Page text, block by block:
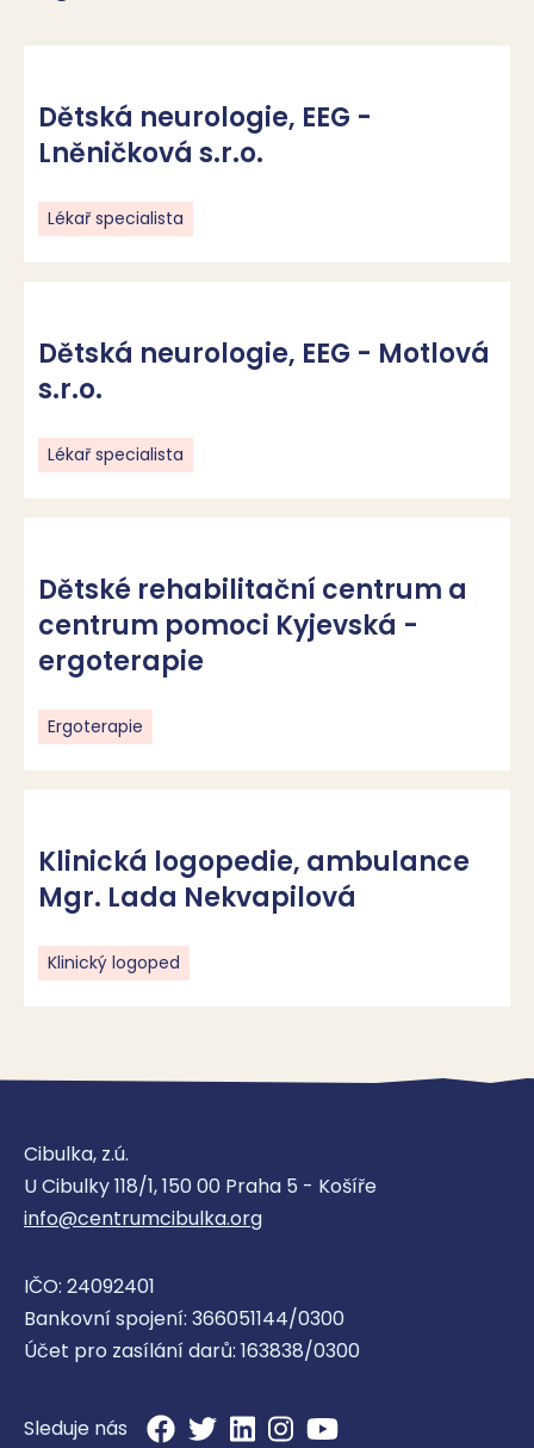
onkologickým onemocněním. Usilujeme o
rehabilitace dostupná všem dětem v Česku.
Dětského centra Chocerady -
centra komplexní péče, p.o.
Fyzioterapie a rehabilitace
Arpida, centrum pro rehabilitaci
osob se zdravotním postižením,
z.ú.
Fyzioterapie a rehabilitace
Speciálně pedagogické centrum
Raná péče
Sociálně terapeutická dílna
Základní škola
Mateřská škola
Be Fit fyzioterapie - Bc. Barbora
Fyzioterapie a rehabilitace
Centrum komplexní péče
Sámova - Rehabilitační lékařství
Dětská neurologie, EEG -
Lněničková s.r.o.
Lékař specialista
Dětská neurologie, EEG - Motlová
s.r.o.
Lékař specialista
Dětské rehabilitační centrum a
centrum pomoci Kyjevská -
ergoterapie
Ergoterapie
Klinická logopedie, ambulance
Mgr. Lada Nekvapilová
Klinický logoped
Cibulka, z.ú.
U Cibulky 118/1, 150 00 Praha 5 - Košíře
info@centrumcibulka.org
IČO: 24092401
Bankovní spojení: 366051144/0300
Účet pro zasílání darů: 163838/0300
Sleduje nás